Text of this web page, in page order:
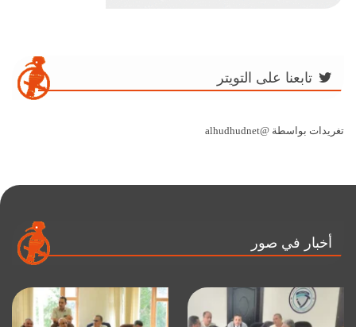
تابعنا على التويتر
تغريدات بواسطة @alhudhudnet
أخبار في صور